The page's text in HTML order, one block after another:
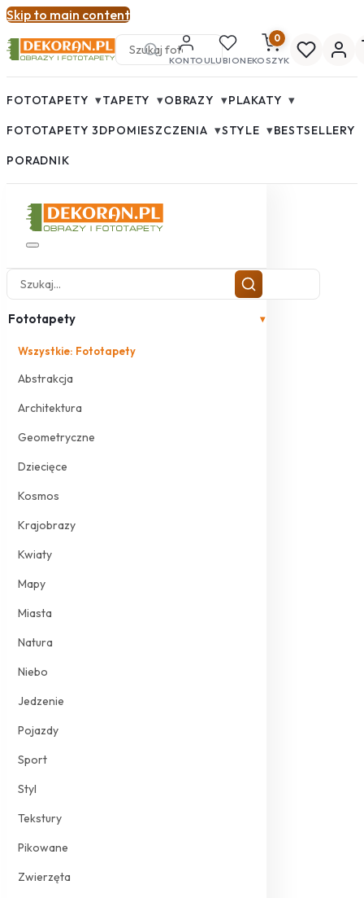
Skip to main content
KONTOULUBIONE
0
KOSZYK
FOTOTAPETY ▾TAPETY ▾OBRAZY ▾PLAKATY ▾
FOTOTAPETY 3DPOMIESZCZENIA ▾STYLE ▾BESTSELLERY
PORADNIK
Fototapety ▾
Wszystkie: Fototapety
Abstrakcja
Architektura
Geometryczne
Dziecięce
Kosmos
Krajobrazy
Kwiaty
Mapy
Miasta
Natura
Niebo
Jedzenie
Pojazdy
Sport
Styl
Tekstury
Pikowane
Zwierzęta